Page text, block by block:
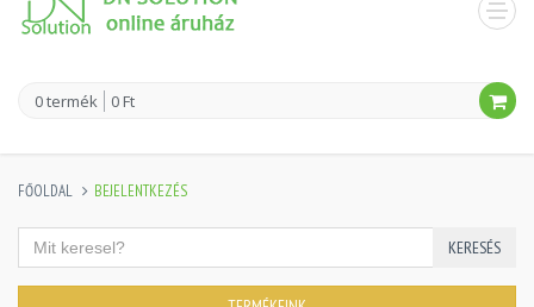
0 termék 0 Ft
FŐOLDAL BEJELENTKEZÉS
KERESÉS